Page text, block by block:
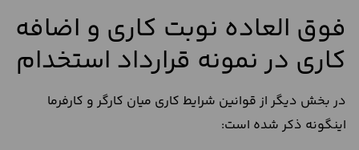
فوق العاده نوبت کاری و اضافه
کاری در نمونه قرارداد استخدام
در بخش دیگر از قوانین شرایط کاری میان کارگر و کارفرما
اینگونه ذکر شده است: